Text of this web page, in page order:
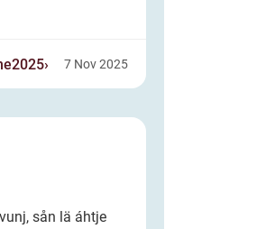
7 Nov 2025
sån lä áhtje